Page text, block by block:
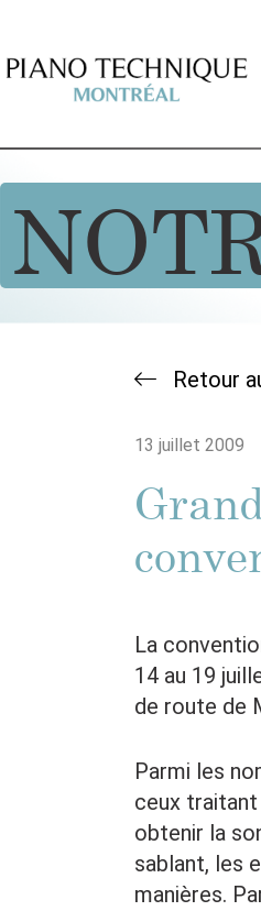
Retour
13 juillet 2009
La
14 au 19
de route de
Parmi les
ceux traitant
obtenir la
sablant, les
manières.